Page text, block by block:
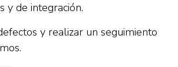
y de integración.
y realizar un seguimiento